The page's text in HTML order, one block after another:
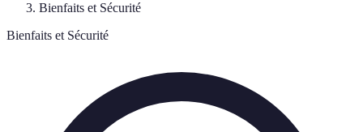
Bienfaits et Sécurité
Bienfaits et Sécurité